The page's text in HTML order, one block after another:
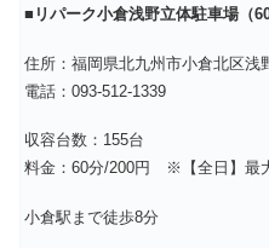
■ リパーク小倉浅野立体駐車場（
住所：福岡県北九州市小倉北区浅
電話：093-512-1339
収容台数：155台
料金：60分/200円 ※【全日】最
小倉駅まで徒歩8分